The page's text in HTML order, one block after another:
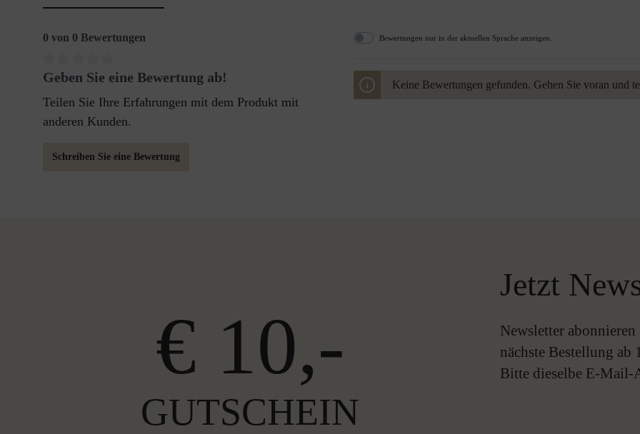
0 von 0 Bewertungen
Geben Sie eine Bewertung ab!
Teilen Sie Ihre Erfahrungen mit dem Produkt mit
anderen Kunden.
Schreiben Sie eine Bewertung
Bewertungen nur in der aktuellen Sprache anzeigen.
Keine Bewertungen gefunden. Gehen Sie voran und
€ 10,-
GUTSCHEIN
Jetzt
Newsletter
nächste Bestellung
Bitte dieselbe E-Mail-